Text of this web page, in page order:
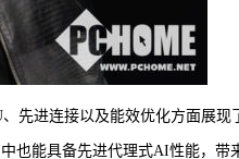
先进连接以及能效优化方面展现
也能具备先进代理式AI性能，带